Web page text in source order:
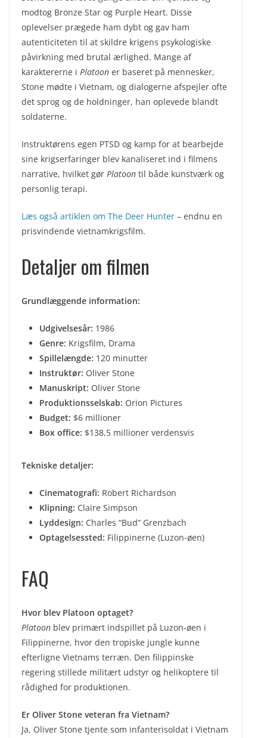
modtog Bronze Star og Purple Heart. Disse
oplevelser prægede ham dybt og gav ham
autenticiteten til at skildre krigens psykologiske
påvirkning med brutal ærlighed. Mange af
karaktererne i Platoon er baseret på mennesker,
Stone mødte i Vietnam, og dialogerne afspejler ofte
det sprog og de holdninger, han oplevede blandt
soldaterne.
Instruktørens egen PTSD og kamp for at bearbejde
sine krigserfaringer blev kanaliseret ind i filmens
narrative, hvilket gør Platoon til både kunstværk og
personlig terapi.
Læs også artiklen om The Deer Hunter – endnu en
prisvindende vietnamkrigsfilm.
Detaljer om filmen
Grundlæggende information:
Udgivelsesår: 1986
Genre: Krigsfilm, Drama
Spillelængde: 120 minutter
Instruktør: Oliver Stone
Manuskript: Oliver Stone
Produktionsselskab: Orion Pictures
Budget: $6 millioner
Box office: $138,5 millioner verdensvis
Tekniske detaljer:
Cinematografi: Robert Richardson
Klipning: Claire Simpson
Lyddesign: Charles “Bud” Grenzbach
Optagelsessted: Filippinerne (Luzon-øen)
FAQ
Hvor blev Platoon optaget?
Platoon blev primært indspillet på Luzon-øen i
Filippinerne, hvor den tropiske jungle kunne
efterligne Vietnams terræn. Den filippinske
regering stillede militært udstyr og helikoptere til
rådighed for produktionen.
Er Oliver Stone veteran fra Vietnam?
Ja, Oliver Stone tjente som infanterisoldat i Vietnam